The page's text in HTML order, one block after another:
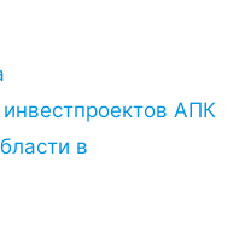
АПК
в